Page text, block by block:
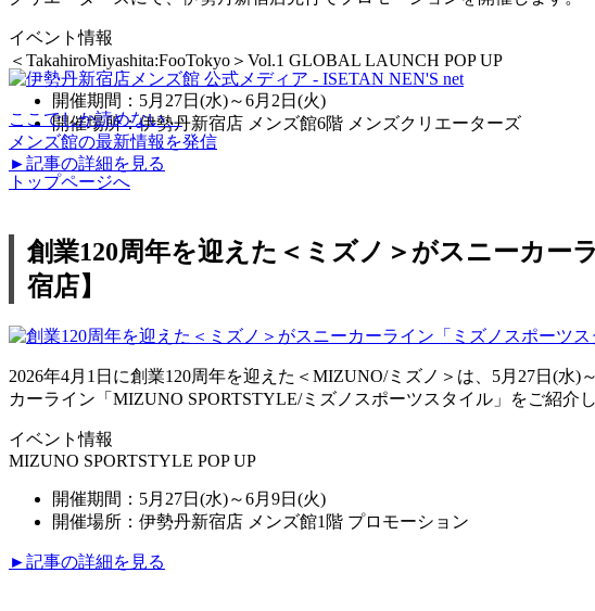
イベント情報
＜TakahiroMiyashita:FooTokyo＞Vol.1 GLOBAL LAUNCH POP UP
開催期間：5月27日(水)～6月2日(火)
開催場所：伊勢丹新宿店 メンズ館6階 メンズクリエーターズ
►記事の詳細を見る
創業120周年を迎えた＜ミズノ＞がスニーカ
宿店】
2026年4月1日に創業120周年を迎えた＜MIZUNO/ミズノ＞は、5月27日(
カーライン「MIZUNO SPORTSTYLE/ミズノスポーツスタイル」をご紹介し
イベント情報
MIZUNO SPORTSTYLE POP UP
開催期間：5月27日(水)～6月9日(火)
開催場所：伊勢丹新宿店 メンズ館1階 プロモーション
►記事の詳細を見る
ここでしか読めない、
メンズ館の最新情報を発信
トップページへ